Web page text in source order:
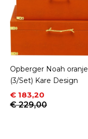
Opberger Noah oranje
(3/Set) Kare Design
Prijs
€ 183,20
Normale prijs
€ 229,00